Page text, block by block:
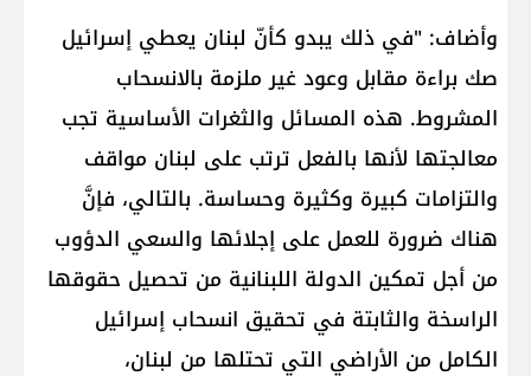
وأضاف: "في ذلك يبدو كأنّ لبنان يعطي إسرائيل
صك براءة مقابل وعود غير ملزمة بالانسحاب
المشروط. هذه المسائل والثغرات الأساسية تجب
معالجتها لأنها بالفعل ترتب على لبنان مواقف
والتزامات كبيرة وكثيرة وحساسة. بالتالي، فإنَّ
هناك ضرورة للعمل على إجلائها والسعي الدؤوب
من أجل تمكين الدولة اللبنانية من تحصيل حقوقها
الراسخة والثابتة في تحقيق انسحاب إسرائيل
الكامل من الأراضي التي تحتلها من لبنان،